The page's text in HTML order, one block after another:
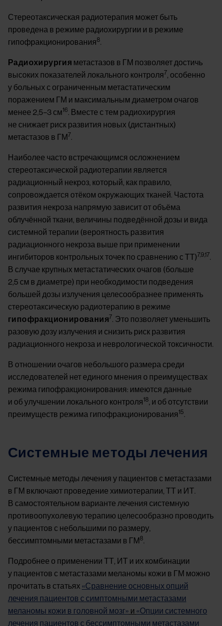
Стереотаксическая радиотерапия может быть
проведена в режиме радиохирургии и в режиме
гипофракционирования8.
Радиохирургия метастазов в ГМ позволяет достичь
высоких показателей локального контроля7, особенно
у больных с ограниченным метастатическим
поражением ГМ и максимальным диаметром очагов
менее 2,5–3 см16. Вместе с тем радиохирургия
не снижает риск развития новых (дистантных)
метастазов в ГМ7.
Наиболее часто встречающимся осложнением
стереотаксической радиотерапии является
радиационный некроз, который, как правило,
сопровождается отёком окружающих тканей. Частота
развития некроза напрямую зависит от объёма
облучённой ткани, величины подведённой дозы и вида
системной терапии (вероятность развития
радиационного некроза выше при применении
ингибиторов контрольных точек по сравнению с ТТ)7,9,17.
В случае крупных метастатических очагов (больше
2,5 см в диаметре) при необходимости подведения
большей дозы излучения целесообразнее применять
стереотаксическую радиотерапию в режиме
гипофракционирования7. Это позволяет уменьшить
разовую дозу излучения и снизить риск развития
радиационного некроза и неврологической токсичности.
В отношении очагов небольшого размера среди
исследователей нет единого мнения о преимуществах
режима гипофракционирования: имеются данные
и об улучшении локального контроля18, и об отсутствии
преимуществ режима гипофракционирования15.
Системные методы лечения
Системные методы лечения у пациентов с метастазами
в ГМ включают проведение химиотерапии, ТТ и ИТ.
В самостоятельном варианте лечения системную
противоопухолевую терапию целесообразно проводить
у пациентов с небольшими по размеру,
бессимптомными метастазами в ГМ8.
Подробнее о применении ТТ, ИТ и их комбинации
у пациентов с метастазами меланомы кожи в ГМ можно
прочитать в статьях «Сравнение основных опций
лечения пациентов с симптомными метастазами
меланомы кожи в головной мозг» и «Опции системного
лечения пациентов с бессимптомными метастазами